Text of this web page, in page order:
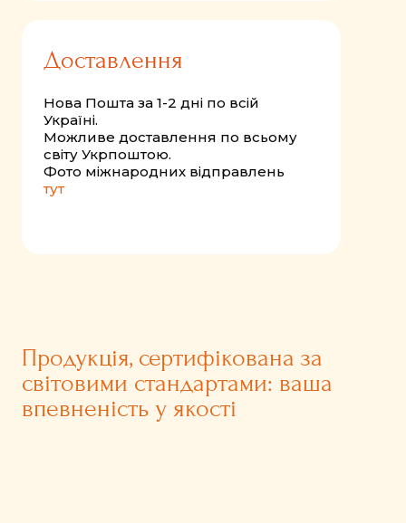
Нова Пошта за 1-2 дні по всій
Україні.
Можливе доставлення по всьому
світу Укрпоштою.
Фото міжнародних відправлень
тут
Доставлення
Продукція, сертифікована за
світовими стандартами: ваша
впевненість у якості